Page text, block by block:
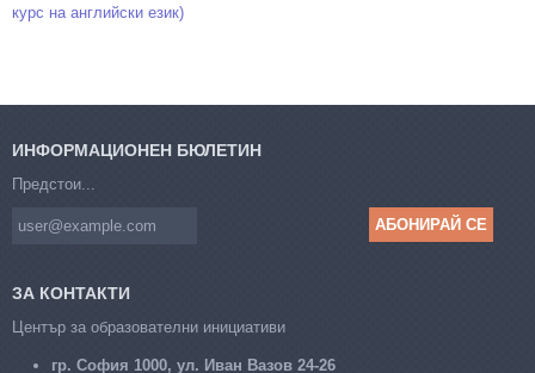
курс на английски език)
ИНФОРМАЦИОНЕН БЮЛЕТИН
Предстои...
ЗА КОНТАКТИ
Център за образователни инициативи
гр. София 1000, ул. Иван Вазов 24-26